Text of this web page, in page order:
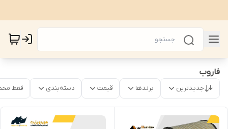
فاروب
جدیدترین برندها قیمت دسته‌بندی فقط